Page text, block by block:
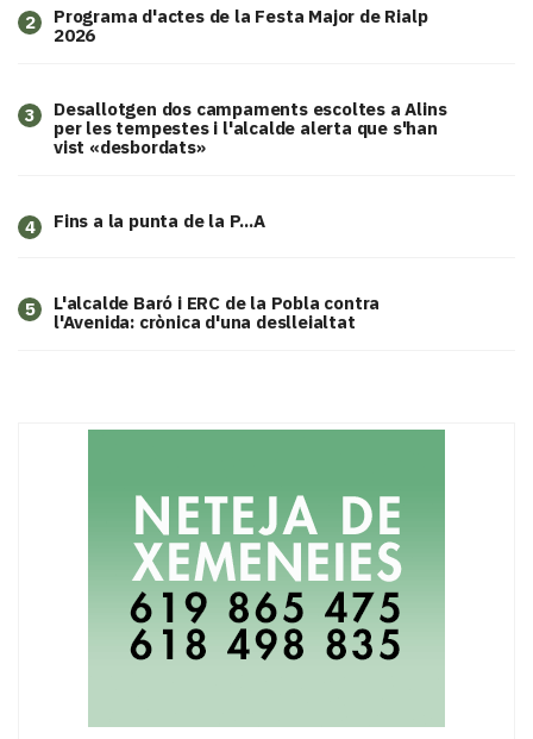
2
Programa d'actes de la Festa Major de Rialp
2026
3
​Desallotgen dos campaments escoltes a Alins
per les tempestes i l'alcalde alerta que s'han
vist «desbordats»
4 Fins a la punta de la P...A
5
L'alcalde Baró i ERC de la Pobla contra
l'Avenida: crònica d'una deslleialtat